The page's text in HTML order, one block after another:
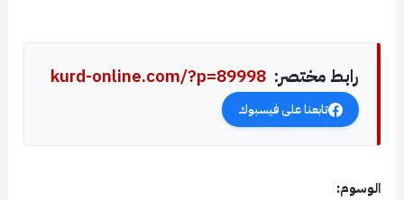
رابط مختصر: kurd-online.com/?p=89998
تابعنا على فيسبوك
الوسوم: